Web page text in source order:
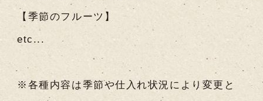
【季節のフルーツ】
etc...
※各種内容は季節や仕入れ状況により変更と